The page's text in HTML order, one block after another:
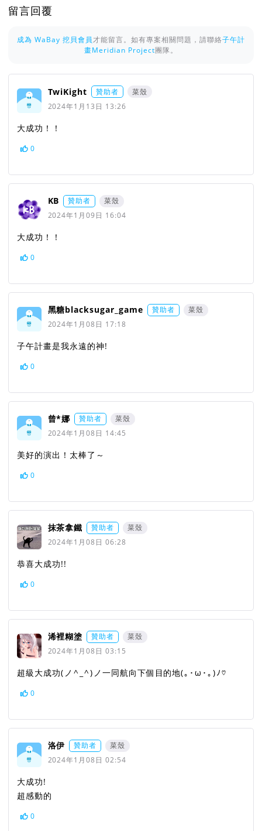
留言回覆
成為 WaBay 挖貝會員才能留言。如有專案相關問題，請聯絡子午計
畫Meridian Project團隊。
TwiKight 贊助者
菜殼
2024年1月13日 13:26
大成功！！
0
KB 贊助者
菜殼
2024年1月09日 16:04
大成功！！
0
黑糖blacksugar_game 贊助者
菜殼
2024年1月08日 17:18
子午計畫是我永遠的神!
0
曾*娜 贊助者
菜殼
2024年1月08日 14:45
美好的演出！太棒了～
0
抹茶拿鐵 贊助者
菜殼
2024年1月08日 06:28
恭喜大成功!!
0
浠裡糊塗 贊助者
菜殼
2024年1月08日 03:15
超級大成功(⁠ノ⁠^⁠_⁠^⁠)⁠ノ一同航向下個目的地(⁠｡⁠･⁠ω⁠･⁠｡⁠)⁠ﾉ⁠♡
0
洛伊 贊助者
菜殼
2024年1月08日 02:54
大成功!
超感動的
0